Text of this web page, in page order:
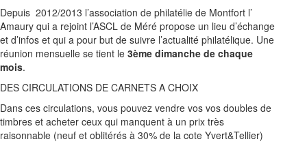
Depuis 2012/2013 l’association de philatélie de Montfort l’
Amaury qui a rejoint l’ASCL de Méré propose un lieu d’échange
et d’infos et qui a pour but de suivre l’actualité philatélique. Une
réunion mensuelle se tient le 3ème dimanche de chaque
mois.
DES CIRCULATIONS DE CARNETS A CHOIX
Dans ces circulations, vous pouvez vendre vos vos doubles de
timbres et acheter ceux qui manquent à un prix très
raisonnable (neuf et oblitérés à 30% de la cote Yvert&Tellier)